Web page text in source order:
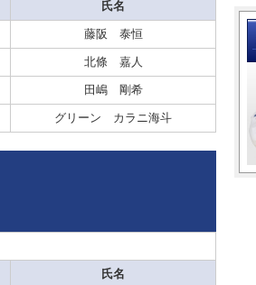
氏名
藤阪 泰恒
北條 嘉人
田嶋 剛希
グリーン カラニ海斗
氏名